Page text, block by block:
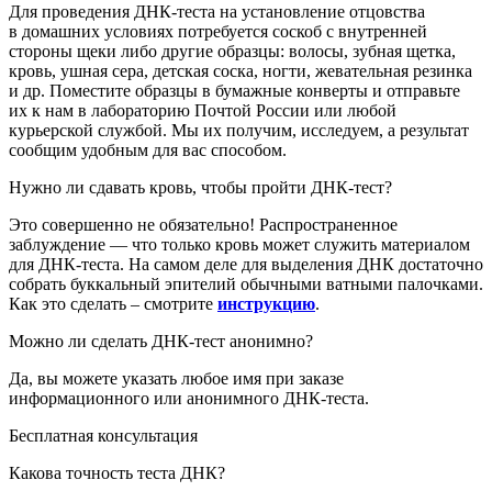
Для проведения ДНК-теста на установление отцовства
в домашних условиях потребуется соскоб с внутренней
стороны щеки либо другие образцы: волосы, зубная щетка,
кровь, ушная сера, детская соска, ногти, жевательная резинка
и др. Поместите образцы в бумажные конверты и отправьте
их к нам в лабораторию Почтой России или любой
курьерской службой. Мы их получим, исследуем, а результат
сообщим удобным для вас способом.
Нужно ли сдавать кровь, чтобы пройти ДНК-тест?
Это совершенно не обязательно! Распространенное
заблуждение — что только кровь может служить материалом
для ДНК-теста. На самом деле для выделения ДНК достаточно
собрать буккальный эпителий обычными ватными палочками.
Как это сделать – смотрите инструкцию.
Можно ли сделать ДНК-тест анонимно?
Да, вы можете указать любое имя при заказе
информационного или анонимного ДНК-теста.
Бесплатная консультация
Какова точность теста ДНК?